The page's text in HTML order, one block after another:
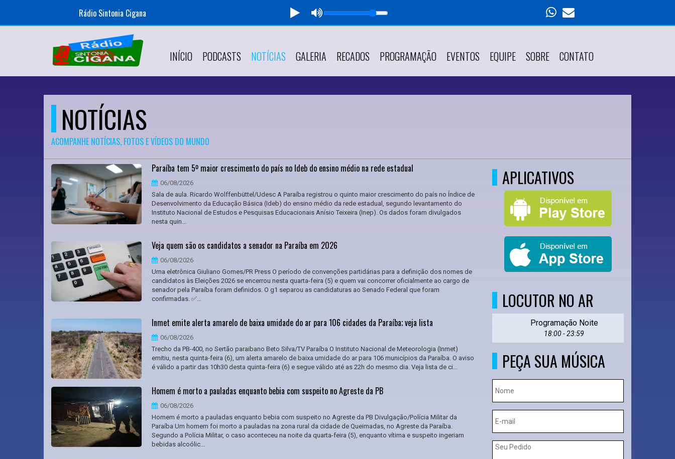
Rádio Sintonia Cigana
INÍCIO PODCASTS NOTÍCIAS GALERIA RECADOS PROGRAMAÇÃO EVENTOS EQUIPE SOBRE CONTATO
NOTÍCIAS
ACOMPANHE NOTÍCIAS, FOTOS E VÍDEOS DO MUNDO
Paraíba tem 5º maior crescimento do país no Ideb do ensino médio na rede estadual
06/08/2026
Sala de aula. Ricardo Wolffenbüttel/Udesc A Paraíba registrou o quinto maior crescimento do país no Índice de
Desenvolvimento da Educação Básica (Ideb) do ensino médio da rede estadual, segundo levantamento do
Instituto Nacional de Estudos e Pesquisas Educacionais Anísio Teixeira (Inep). Os dados foram divulgados
nesta quin...
Veja quem são os candidatos a senador na Paraíba em 2026
06/08/2026
Urna eletrônica Giuliano Gomes/PR Press O período de convenções partidárias para a definição dos nomes de
candidatos às Eleições 2026 se encerrou nesta quarta-feira (5) e quem vai concorrer oficialmente ao cargo de
senador pela Paraíba foram definidos. O g1 separou as candidaturas ao Senado Federal que foram
confirmadas. ✅...
Inmet emite alerta amarelo de baixa umidade do ar para 106 cidades da Paraíba; veja lista
06/08/2026
Trecho da PB-400, no Sertão paraibano Beto Silva/TV Paraíba O Instituto Nacional de Meteorologia (Inmet)
emitiu, nesta quinta-feira (6), um alerta amarelo de baixa umidade do ar para 106 municípios da Paraíba. O aviso
é válido a partir das 10h30 desta quinta-feira (6) e segue válido até as 22h do mesmo dia. Veja lista de ci...
Homem é morto a pauladas enquanto bebia com suspeito no Agreste da PB
06/08/2026
Homem é morto a pauladas enquanto bebia com suspeito no Agreste da PB Divulgação/Polícia Militar da
Paraíba Um homem foi morto a pauladas na zona rural da cidade de Queimadas, no Agreste da Paraíba.
Segundo a Polícia Militar, o caso aconteceu na noite da quarta-feira (5), enquanto vítima e suspeito ingeriam
bebidas alcoólic...
APLICATIVOS
LOCUTOR NO AR
Programação Noite
18:00 - 23:59
PEÇA SUA MÚSICA